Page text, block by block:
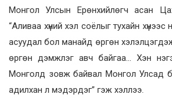
Монгол Улсын Ерөнхийлөгч асан
“Аливаа хүний хэл соёлыг тухайн хүнээс
асуудал бол манайд өргөн
өргөн дэмжлэг авч байгаа… Хэн
Монголд зовж байвал Монгол Улсад
адилхан л мэдэрдэг” гэж хэллээ.